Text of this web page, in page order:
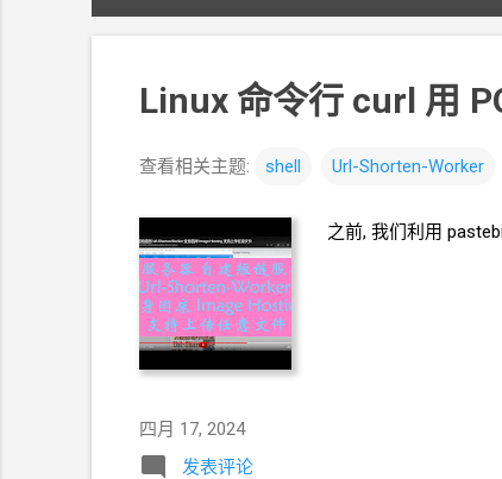
文
Linux 命令行 curl 用
查看相关主题: shell Url-Shorten-Worker
之前, 我们利用
四月 17, 2024
发表评论